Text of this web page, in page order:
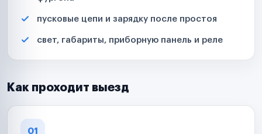
пусковые цепи и зарядку после простоя
свет, габариты, приборную панель и реле
Как проходит выезд
01